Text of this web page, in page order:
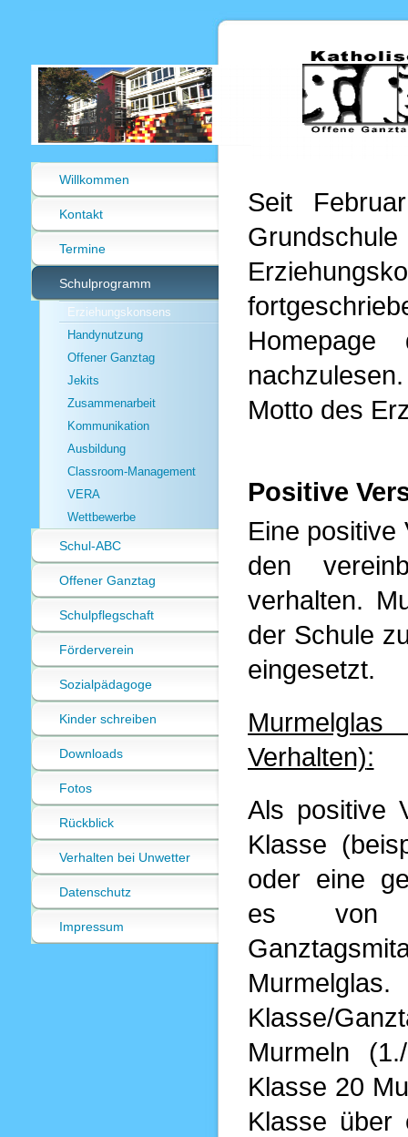
Willkommen
Kontakt
Termine
Schulprogramm
Erziehungskonsens
Handynutzung
Offener Ganztag
Jekits
Zusammenarbeit
Kommunikation
Ausbildung
Classroom-Management
VERA
Wettbewerbe
Schul-ABC
Offener Ganztag
Schulpflegschaft
Förderverein
Sozialpädagoge
Kinder schreiben
Downloads
Fotos
Rückblick
Verhalten bei Unwetter
Datenschutz
Impressum
Seit
Motto des
Positive
Eine positive
den
verhalten.
der Schule
eingesetzt.
Verhalten):
Als positive
Klasse
oder eine
es von
Klasse/
Murmeln
Klasse 20
Klasse über